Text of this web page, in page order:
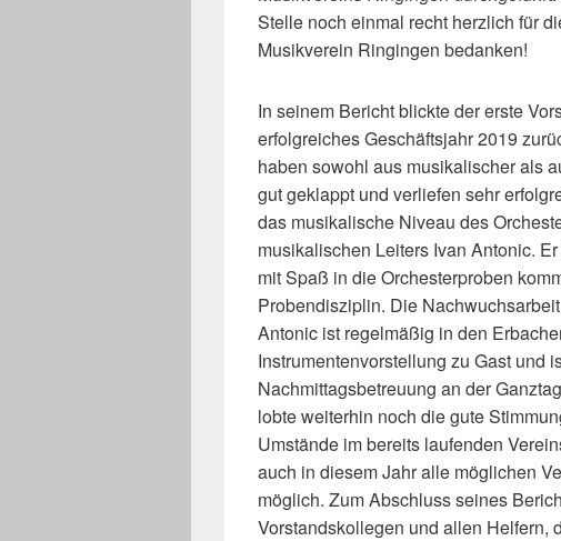
Stelle noch einmal recht herzlich für
Musikverein Ringingen bedanken!
In seinem Bericht blickte der erste
erfolgreiches Geschäftsjahr 2019
haben sowohl aus musikalischer als
gut geklappt und verliefen sehr
das musikalische Niveau des
musikalischen Leiters Ivan Antonic.
mit Spaß in die Orchesterproben
Probendisziplin. Die
Antonic ist regelmäßig in den
Instrumentenvorstellung zu Gast und
Nachmittagsbetreuung an der
lobte weiterhin noch die gute
Umstände im bereits laufenden
auch in diesem Jahr alle möglichen
möglich. Zum Abschluss seines
Vorstandskollegen und allen Helfern,